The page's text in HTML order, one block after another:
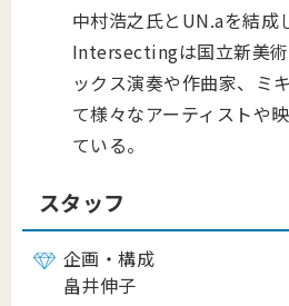
中村浩之氏とUN.aを結成
Intersectingは国立新美
ックス演奏や作曲家、ミ
て様々なアーティストや
ている。
スタッフ
企画・構成
畠井伸子